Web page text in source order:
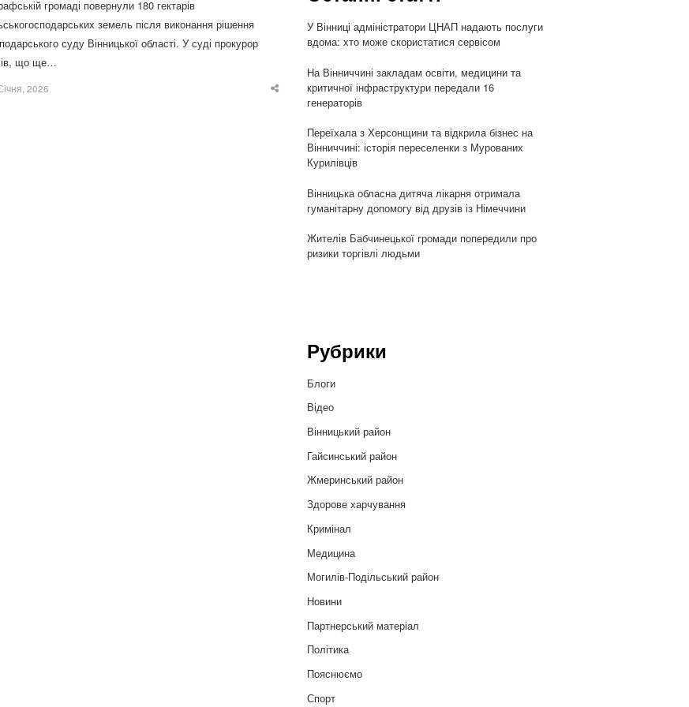
громаді повернули 180 гектарів
земель після виконання рішення
суду Вінницької області. У суді прокурор
що ще…
2026
Share
У Вінниці адміністратори ЦНАП надають послуги
вдома: хто може скористатися сервісом
На Вінниччині закладам освіти, медицини та
критичної інфраструктури передали 16
генераторів
Переїхала з Херсонщини та відкрила бізнес на
Вінниччині: історія переселенки з Мурованих
Курилівців
Вінницька обласна дитяча лікарня отримала
гуманітарну допомогу від друзів із Німеччини
Жителів Бабчинецької громади попередили про
ризики торгівлі людьми
Рубрики
Блоги
Відео
Вінницький район
Гайсинський район
Жмеринський район
Здорове харчування
Кримінал
Медицина
Могилів-Подільський район
Новини
Партнерський матеріал
Політика
Пояснюємо
Спорт